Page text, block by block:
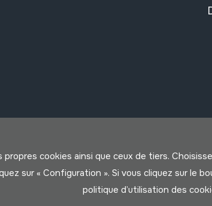
cookies ainsi que ceux de tiers.
sur « Configuration ». Si vous cliquez sur le
politique d’utilisation des